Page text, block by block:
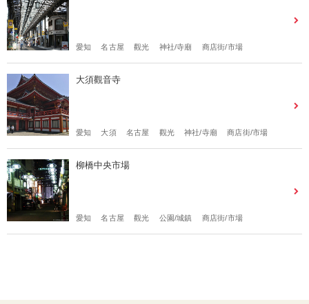
愛知 名古屋 觀光 神社/寺廟 商店街/市場
大須觀音寺
愛知 大須 名古屋 觀光 神社/寺廟 商店街/市場
柳橋中央市場
愛知 名古屋 觀光 公園/城鎮 商店街/市場